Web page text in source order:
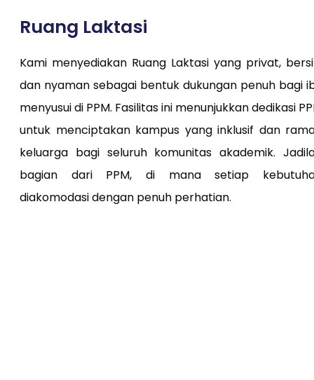
Ruang Laktasi
Kami menyediakan Ruang Laktasi yang privat,
dan nyaman sebagai bentuk dukungan penuh bagi
menyusui di PPM. Fasilitas ini menunjukkan dedikasi
untuk menciptakan kampus yang inklusif dan
keluarga bagi seluruh komunitas akademik.
bagian dari PPM, di mana setiap
diakomodasi dengan penuh perhatian.